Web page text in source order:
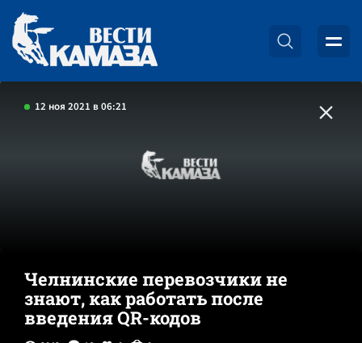
12 ноя 2021 в 06:21
Челнинские перевозчики не
знают, как работать после
введения QR-кодов